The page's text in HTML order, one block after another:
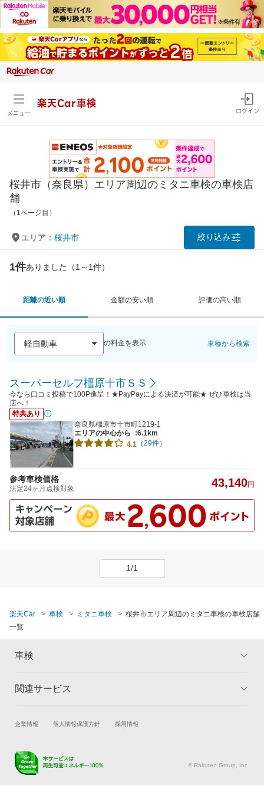
メニュー
楽天Car車検
ログイン
桜井市（奈良県）エリア周辺のミタニ車検の車検店
舗
（1ページ目）
エリア： 桜井市 絞り込み
1件ありました（1～1件）
距離の近い順 金額の安い順 評価の高い順
の料金を表示 車種から検索
スーパーセルフ橿原十市ＳＳ
今なら口コミ投稿で100P進呈！★PayPayによる決済が可能★ ぜひ車検は当
店へ！
特典あり
奈良県橿原市十市町1219-1
エリアの中心から
:6.1km
4.1 （29件）
参考車検価格
法定24ヶ月点検対象 43,140円
1/1
楽天Car 車検 ミタニ車検
桜井市エリア周辺のミタニ車検の車検店舗
一覧
車検
トップ
車検の基礎知識 キャンペーン一覧
関連サービス
試乗・商談 新車購入
キズ修理予約
メンテナンス管理
企業情報 個人情報保護方針 採用情報
© Rakuten Group, Inc.